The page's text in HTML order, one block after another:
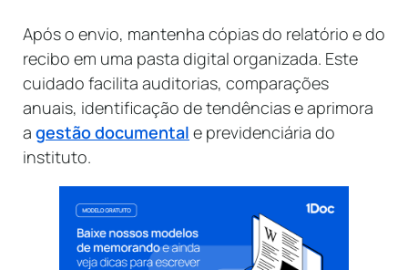
Após o envio, mantenha cópias do relatório e do
recibo em uma pasta digital organizada. Este
cuidado facilita auditorias, comparações
anuais, identificação de tendências e aprimora
a gestão documental e previdenciária do
instituto.